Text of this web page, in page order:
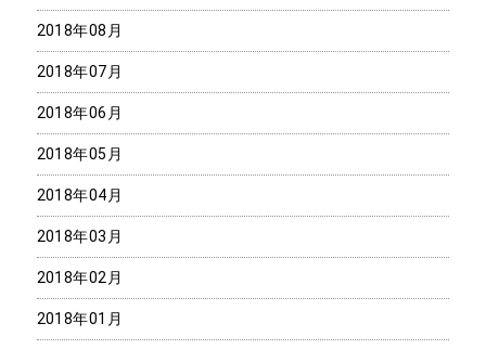
2018年08月
2018年07月
2018年06月
2018年05月
2018年04月
2018年03月
2018年02月
2018年01月